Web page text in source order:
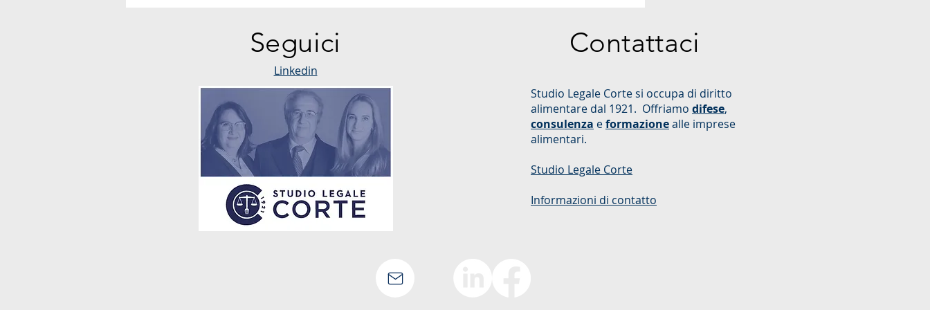
Seguici
Linkedin
Contattaci
Studio Legale Corte si occupa di diritto
alimentare dal 1921. Offriamo difese,
consulenza eformazionealle imprese
alimentari.
Studio Legale Corte
Informazioni di contatto